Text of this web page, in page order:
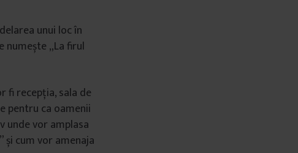
unui loc în
numește „La firul
fi recepția, sala de
pentru ca oamenii
unde vor amplasa
și cum vor amenaja